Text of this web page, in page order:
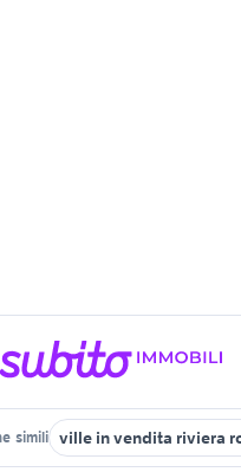
simili ville in vendita riviera